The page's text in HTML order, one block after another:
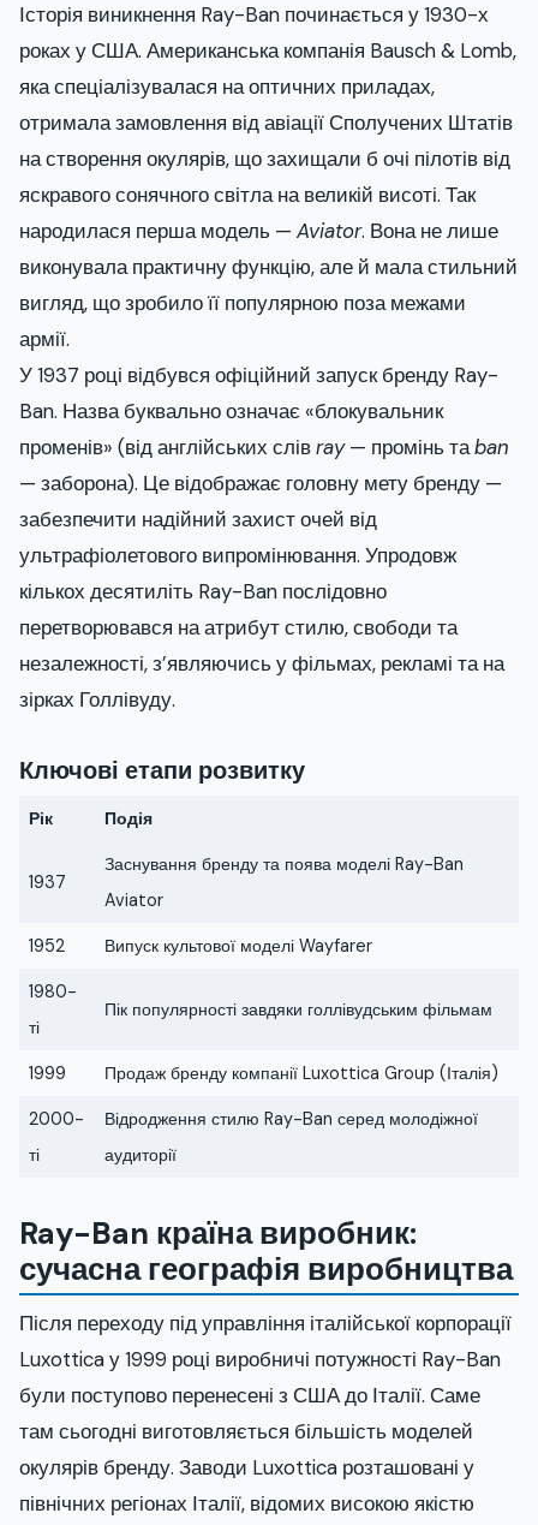
Історія виникнення Ray-Ban починається у 1930-х
роках у США. Американська компанія Bausch & Lomb,
яка спеціалізувалася на оптичних приладах,
отримала замовлення від авіації Сполучених Штатів
на створення окулярів, що захищали б очі пілотів від
яскравого сонячного світла на великій висоті. Так
народилася перша модель — Aviator. Вона не лише
виконувала практичну функцію, але й мала стильний
вигляд, що зробило її популярною поза межами
армії.
У 1937 році відбувся офіційний запуск бренду Ray-
Ban. Назва буквально означає «блокувальник
променів» (від англійських слівray— промінь таban
— заборона). Це відображає головну мету бренду —
забезпечити надійний захист очей від
ультрафіолетового випромінювання. Упродовж
кількох десятиліть Ray-Ban послідовно
перетворювався на атрибут стилю, свободи та
незалежності, з’являючись у фільмах, рекламі та на
зірках Голлівуду.
Ключові етапи розвитку
Рік Подія
1937
Заснування бренду та поява моделі Ray-Ban
Aviator
1952 Випуск культової моделі Wayfarer
1980-
ті
Пік популярності завдяки голлівудським фільмам
1999 Продаж бренду компанії Luxottica Group (Італія)
2000-
ті
Відродження стилю Ray-Ban серед молодіжної
аудиторії
Ray-Ban країна виробник:
сучасна географія виробництва
Після переходу під управління італійської корпорації
Luxottica у 1999 році виробничі потужності Ray-Ban
були поступово перенесені з США до Італії. Саме
там сьогодні виготовляється більшість моделей
окулярів бренду. Заводи Luxottica розташовані у
північних регіонах Італії, відомих високою якістю